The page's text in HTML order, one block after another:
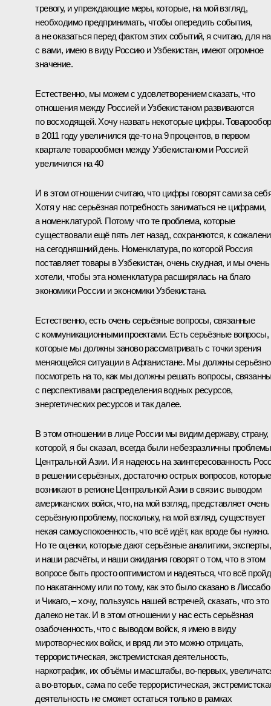
тревогу, и упреждающие меры, которые, на мой взгляд,
необходимо предпринимать, чтобы опередить события,
а не оказаться перед фактом этих событий, я считаю, для
с вами, имею в виду Россию и Узбекистан, имеют огромное
значение.
Естественно, мы можем с удовлетворением сказать, что
отношения между Россией и Узбекистаном развиваются
по восходящей. Хочу назвать некоторые цифры.
в 2011 году увеличился где‑то на 9 процентов, в первом
квартале товарообмен между Узбекистаном и Россией
увеличился на 40
И в этом отношении считаю, что цифры говорят сами за
Хотя у нас серьёзная потребность заниматься не цифрами,
а номенклатурой. Потому что те проблема, которые
существовали ещё пять лет назад, сохраняются, к
на сегодняшний день. Номенклатура, по которой Россия
поставляет товары в Узбекистан, очень скудная, и мы очень
хотели, чтобы эта номенклатура расширялась на благо
экономики России и экономики Узбекистана.
Естественно, есть очень серьёзные вопросы, связанные
с коммуникационными проектами. Есть серьёзные вопросы,
которые мы должны заново рассматривать с точки зрения
меняющейся ситуации в Афганистане. Мы должны серьёзно
посмотреть на то, как мы должны решать вопросы,
с перспективами распределения водных ресурсов,
энергетических ресурсов и так далее.
В этом отношении в лице России мы видим державу, страну,
которой, я бы сказал, всегда были небезразличны проблемы
Центральной Азии. И я надеюсь на заинтересованность
в решении серьёзных, достаточно острых вопросов, которые
возникают в регионе Центральной Азии в связи с выводом
американских войск, что, на мой взгляд, представляет очень
серьёзную проблему, поскольку, на мой взгляд, существует
некая самоуспокоенность, что всё идёт, как вроде бы нужно.
Но те оценки, которые дают серьёзные аналитики, эксперты,
и наши расчёты, и наши ожидания говорят о том, что в этом
вопросе быть просто оптимистом и надеяться, что всё
по накатанному или по тому, как это было сказано в
и Чикаго, – хочу, пользуясь нашей встречей, сказать, что это
далеко не так. И в этом отношении у нас есть серьёзная
озабоченность, что с выводом войск, я имею в виду
миротворческих войск, и вряд ли это можно отрицать,
террористическая, экстремистская деятельность,
наркотрафик, их объёмы и масштабы, во‑первых,
а во‑вторых, сама по себе террористическая,
деятельность не сможет остаться только в рамках